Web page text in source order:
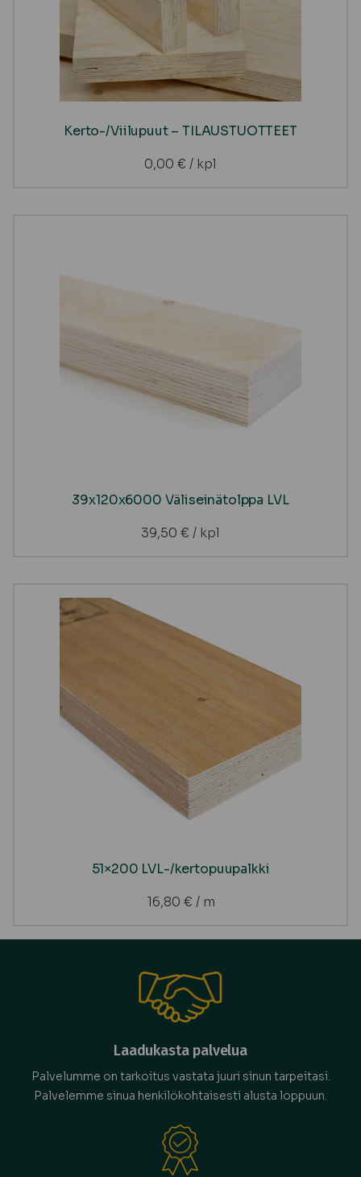
Kerto-/Viilupuut – TILAUSTUOTTEET
0,00 € / kpl
39x120x6000 Väliseinätolppa LVL
39,50 € / kpl
51×200 LVL-/kertopuupalkki
16,80 € / m
Laadukasta palvelua
Palvelumme on tarkoitus vastata juuri sinun tarpeitasi.
Palvelemme sinua henkilökohtaisesti alusta loppuun.